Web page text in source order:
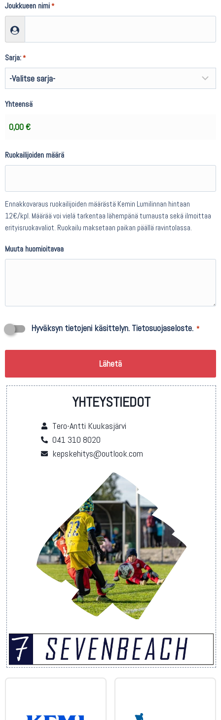
Joukkueen nimi*
Sarja:*
Yhteensä
Ruokailijoiden määrä
Ennakkovaraus ruokailijoiden määrästä Kemin Lumilinnan hintaan
12€/kpl. Määrää voi vielä tarkentaa lähempänä turnausta sekä ilmoittaa
erityisruokavaliot. Ruokailu maksetaan paikan päällä ravintolassa.
Muuta huomioitavaa
Suostumus
*
Hyväksyn tietojeni käsittelyn. Tietosuojaseloste. *
YHTEYSTIEDOT
Tero-Antti Kuukasjärvi
041 310 8020
kepskehitys@outlook.com